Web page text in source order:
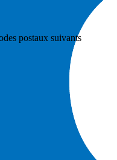
postaux suivants